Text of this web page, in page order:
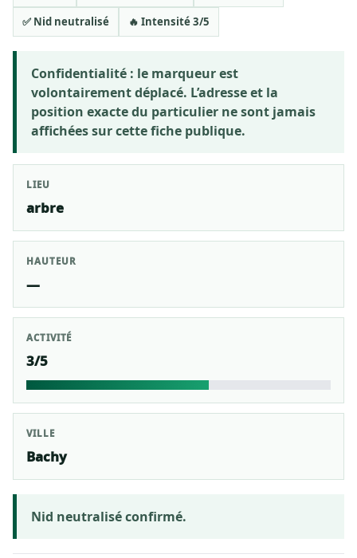
✅ Nid neutralisé 🔥 Intensité 3/5
Confidentialité : le marqueur est
volontairement déplacé. L’adresse et la
position exacte du particulier ne sont jamais
affichées sur cette fiche publique.
LIEU
arbre
HAUTEUR
—
ACTIVITÉ
3/5
VILLE
Bachy
Nid neutralisé confirmé.